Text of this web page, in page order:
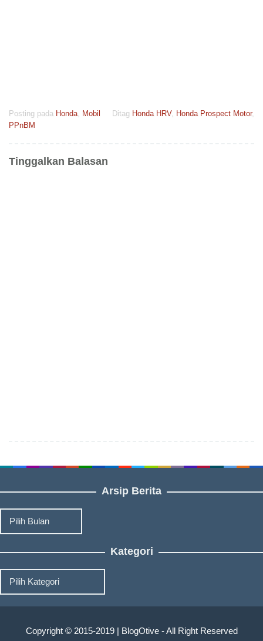
Posting pada Honda, Mobil Ditag Honda HRV, Honda Prospect Motor,
PPnBM
Tinggalkan Balasan
Arsip Berita
Kategori
Copyright © 2015-2019 | BlogOtive - All Right Reserved